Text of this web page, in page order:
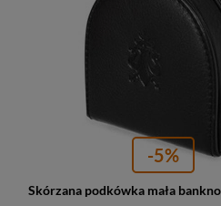
-5%